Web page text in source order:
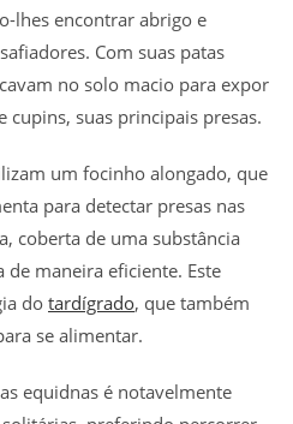
lhes encontrar abrigo e
Com suas patas
no solo macio para expor
cupins, suas principais presas.
um focinho alongado, que
para detectar presas nas
coberta de uma substância
de maneira eficiente. Este
do tardígrado, que também
se alimentar.
equidnas é notavelmente